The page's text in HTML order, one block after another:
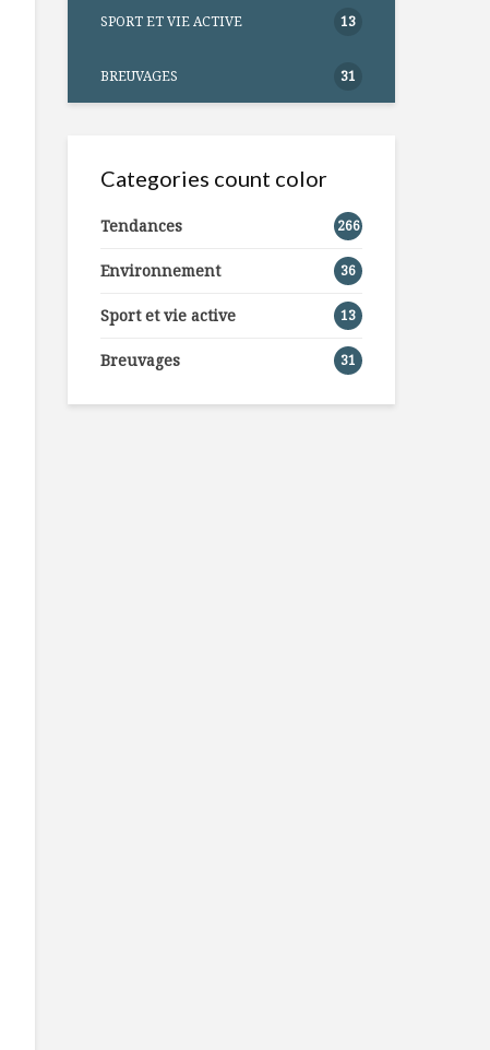
SPORT ET VIE ACTIVE 13
BREUVAGES 31
Categories count color
Tendances 266
Environnement 36
Sport et vie active 13
Breuvages 31